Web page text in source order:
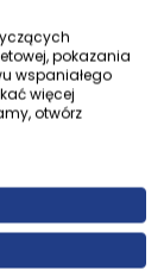
która łączy
wygodą
wysoka
oraz
wybór do
jak i
pokazania
wspaniałego
więcej
otwórz